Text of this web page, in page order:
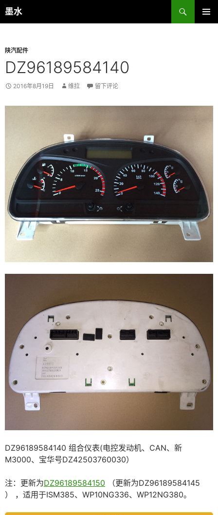
跳
至
墨水
搜
索
陕汽配件
DZ96189584140
2016年8月19日 维拉 留下评论
DZ96189584140 组合仪表(电控发动机、CAN、新
M3000、宝华号DZ42503760030）
注：更新为DZ96189584150 （更新为DZ96189584145
） ，适用于ISM385、WP10NG336、WP12NG380。